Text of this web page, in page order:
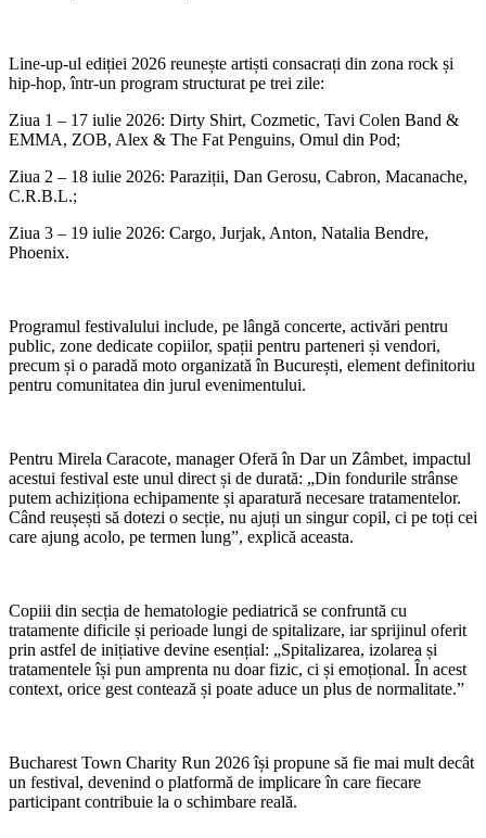
Line-up-ul ediției 2026 reunește artiști consacrați din zona rock și
hip-hop, într-un program structurat pe trei zile:
Ziua 1 – 17 iulie 2026: Dirty Shirt, Cozmetic, Tavi Colen Band &
EMMA, ZOB, Alex & The Fat Penguins, Omul din Pod;
Ziua 2 – 18 iulie 2026: Paraziții, Dan Gerosu, Cabron, Macanache,
C.R.B.L.;
Ziua 3 – 19 iulie 2026: Cargo, Jurjak, Anton, Natalia Bendre,
Phoenix.
Programul festivalului include, pe lângă concerte, activări pentru
public, zone dedicate copiilor, spații pentru parteneri și vendori,
precum și o paradă moto organizată în București, element definitoriu
pentru comunitatea din jurul evenimentului.
Pentru Mirela Caracote, manager Oferă în Dar un Zâmbet, impactul
acestui festival este unul direct și de durată: „Din fondurile strânse
putem achiziționa echipamente și aparatură necesare tratamentelor.
Când reușești să dotezi o secție, nu ajuți un singur copil, ci pe toți cei
care ajung acolo, pe termen lung”, explică aceasta.
Copiii din secția de hematologie pediatrică se confruntă cu
tratamente dificile și perioade lungi de spitalizare, iar sprijinul oferit
prin astfel de inițiative devine esențial: „Spitalizarea, izolarea și
tratamentele își pun amprenta nu doar fizic, ci și emoțional. În acest
context, orice gest contează și poate aduce un plus de normalitate.”
Bucharest Town Charity Run 2026 își propune să fie mai mult decât
un festival, devenind o platformă de implicare în care fiecare
participant contribuie la o schimbare reală.